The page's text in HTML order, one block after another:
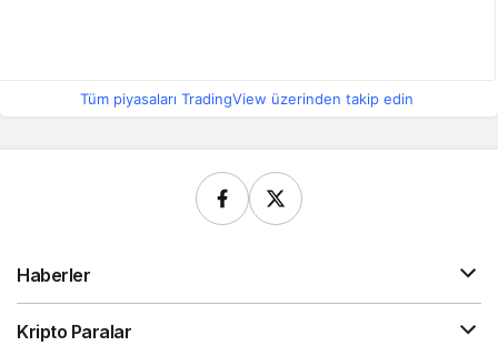
Tüm piyasaları TradingView üzerinden takip edin
Haberler
Kripto Paralar